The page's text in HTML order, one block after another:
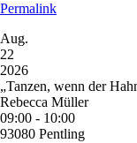
Permalink
Aug.
22
2026
„Tanzen, wenn der
Rebecca Müller
09:00 - 10:00
93080 Pentling